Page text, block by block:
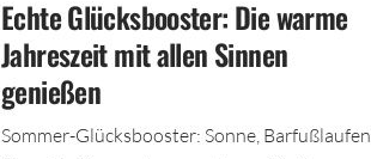
Echte Glücksbooster: Die warme
Jahreszeit mit allen Sinnen
genießen
Sommer-Glücksbooster: Sonne, Barfußlaufen